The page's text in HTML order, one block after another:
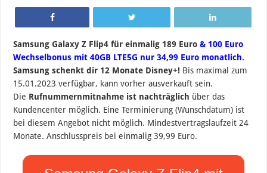
Samsung Galaxy Z Flip4 für einmalig 189 Euro & 100 Euro
Wechselbonus mit 40GB LTE5G nur 34,99 Euro monatlich.
Samsung schenkt dir 12 Monate Disney+! Bis maximal zum
15.01.2023 verfügbar, kann vorher ausverkauft sein.
Die Rufnummernmitnahme ist nachträglich über das
Kundencenter möglich. Eine Terminierung (Wunschdatum) ist
bei diesem Angebot nicht möglich. Mindestvertragslaufzeit 24
Monate. Anschlusspreis bei einmalig 39,99 Euro.